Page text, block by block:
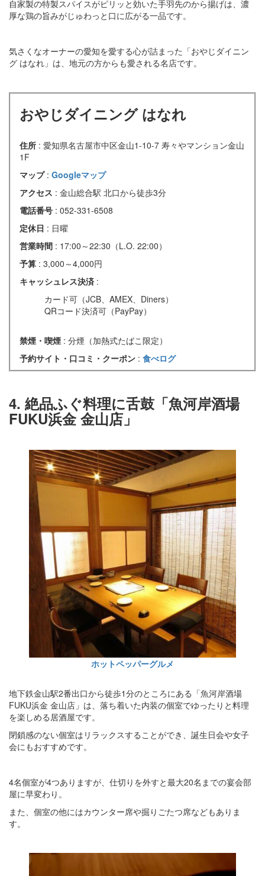
自家製の特製スパイスがピリッと効いた手羽先のから揚げは、濃
厚な鶏の旨みがじゅわっと口に広がる一品です。
気さくなオーナーの愛知を愛する心が詰まった「おやじダイニン
グ はなれ」は、地元の方からも愛される名店です。
おやじダイニング はなれ
住所 : 愛知県名古屋市中区金山1-10-7 寿々やマンション金山
1F
マップ : Googleマップ
アクセス : 金山総合駅 北口から徒歩3分
電話番号 : 052-331-6508
定休日 : 日曜
営業時間 : 17:00～22:30（L.O. 22:00）
予算 : 3,000～4,000円
キャッシュレス決済 :
カード可（JCB、AMEX、Diners）
QRコード決済可（PayPay）
禁煙・喫煙 : 分煙（加熱式たばこ限定）
予約サイト・口コミ・クーポン : 食べログ
4. 絶品ふぐ料理に舌鼓「魚河岸酒場
FUKU浜金 金山店」
ホットペッパーグルメ
地下鉄金山駅2番出口から徒歩1分のところにある「魚河岸酒場
FUKU浜金 金山店」は、落ち着いた内装の個室でゆったりと料理
を楽しめる居酒屋です。
閉鎖感のない個室はリラックスすることができ、誕生日会や女子
会にもおすすめです。
4名個室が4つありますが、仕切りを外すと最大20名までの宴会部
屋に早変わり。
また、個室の他にはカウンター席や掘りごたつ席などもありま
す。